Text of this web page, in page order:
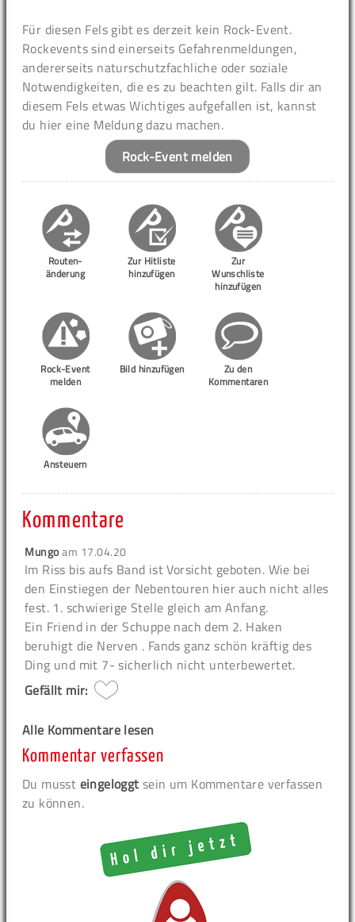
Für diesen Fels gibt es derzeit kein Rock-Event.
Rockevents sind einerseits Gefahrenmeldungen,
andererseits naturschutzfachliche oder soziale
Notwendigkeiten, die es zu beachten gilt. Falls dir an
diesem Fels etwas Wichtiges aufgefallen ist, kannst
du hier eine Meldung dazu machen.
Rock-Event melden
Routen-
änderung
Zur Hitliste
hinzufügen
Zur
Wunschliste
hinzufügen
Rock-Event
melden
Bild hinzufügen
Zu den
Kommentaren
Ansteuern
Kommentare
Mungoam 17.04.20
Im Riss bis aufs Band ist Vorsicht geboten. Wie bei
den Einstiegen der Nebentouren hier auch nicht alles
fest. 1. schwierige Stelle gleich am Anfang.
Ein Friend in der Schuppe nach dem 2. Haken
beruhigt die Nerven . Fands ganz schön kräftig des
Ding und mit 7- sicherlich nicht unterbewertet.
Gefällt mir:
Alle Kommentare lesen
Kommentar verfassen
Du musst eingeloggt sein um Kommentare verfassen
zu können.